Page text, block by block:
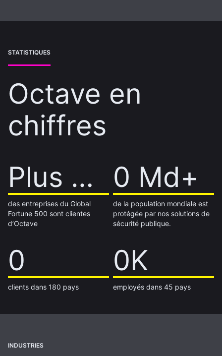
STATISTIQUES
Octave en
chiffres
Plus de 0 %
Plus de 60 %
des entreprises du Global
Fortune 500 sont clientes
d’Octave
0 Md+
1 Md+
de la population mondiale est
protégée par nos solutions de
sécurité publique.
0
14 000
clients dans 180 pays
0K
7K
employés dans 45 pays
INDUSTRIES